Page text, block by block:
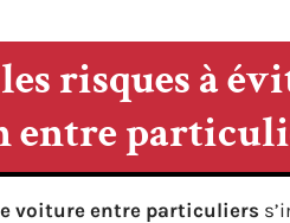
risques à
entre
voiture entre particuliers